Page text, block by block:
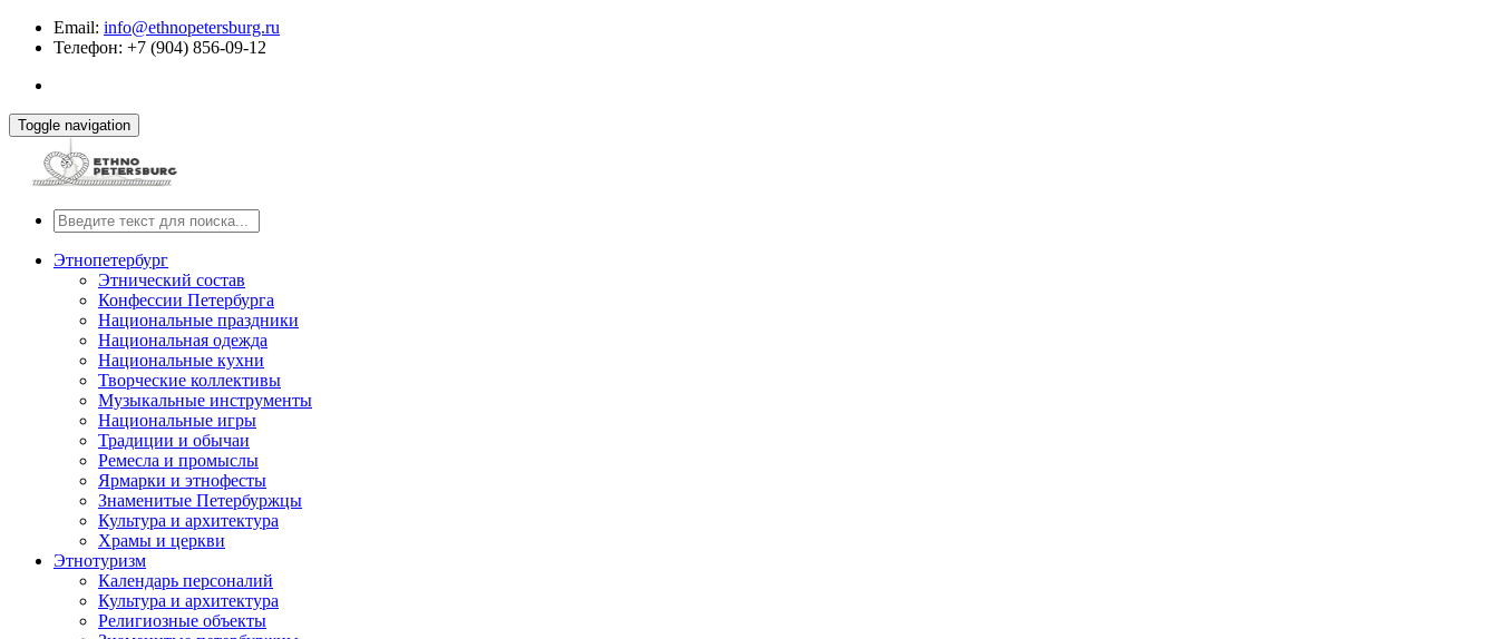
Email: info@ethnopetersburg.ru
Телефон: +7 (904) 856-09-12
Toggle navigation
Этнопетербург
Этнический состав
Конфессии Петербурга
Национальные праздники
Национальная одежда
Национальные кухни
Творческие коллективы
Музыкальные инструменты
Национальные игры
Традиции и обычаи
Ремесла и промыслы
Ярмарки и этнофесты
Знаменитые Петербуржцы
Культура и архитектура
Храмы и церкви
Этнотуризм
Календарь персоналий
Культура и архитектура
Религиозные объекты